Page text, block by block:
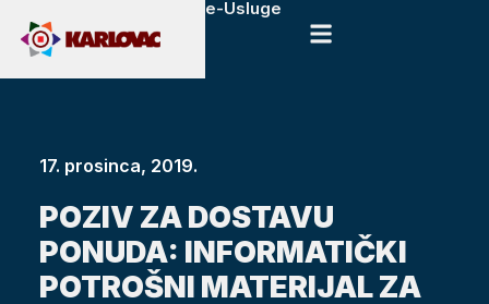
e-Usluge
17. prosinca, 2019.
POZIV ZA DOSTAVU
PONUDA: INFORMATIČKI
POTROŠNI MATERIJAL ZA